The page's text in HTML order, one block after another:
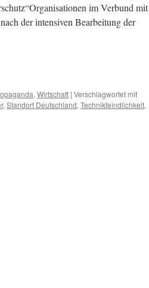
im Verbund mit
der intensiven Bearbeitung der
,Wirtschaft | Verschlagwortet mit
,Standort Deutschland,Technikfeindlichkeit,